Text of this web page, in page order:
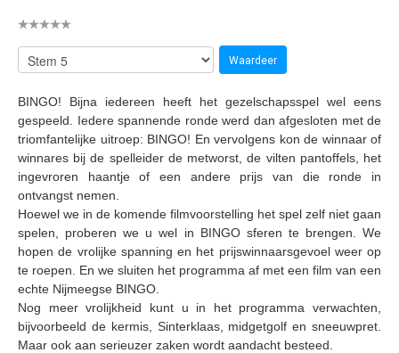
AVG
Wat hebben we
Voorstellingen
Samenwerking
Beeldschriften
Wat zoeken we
Donateurs
Vrijwilligers
Beeldmateriaal
Contact
BINGO! Bijna iedereen heeft het gezelschapsspel wel eens
gespeeld. Iedere spannende ronde werd dan afgesloten met de
triomfantelijke uitroep: BINGO! En vervolgens kon de winnaar of
winnares bij de spelleider de metworst, de vilten pantoffels, het
ingevroren haantje of een andere prijs van die ronde in
ontvangst nemen.
Hoewel we in de komende filmvoorstelling het spel zelf niet gaan
spelen, proberen we u wel in BINGO sferen te brengen. We
hopen de vrolijke spanning en het prijswinnaarsgevoel weer op
te roepen. En we sluiten het programma af met een film van een
echte Nijmeegse BINGO.
Nog meer vrolijkheid kunt u in het programma verwachten,
bijvoorbeeld de kermis, Sinterklaas, midgetgolf en sneeuwpret.
Maar ook aan serieuzer zaken wordt aandacht besteed.